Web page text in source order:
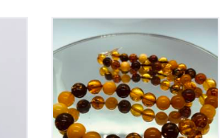
Collier en Ambre
310€